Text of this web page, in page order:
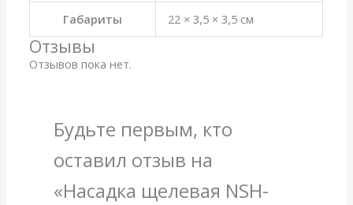
Габариты 22 × 3,5 × 3,5 см
Отзывы
Отзывов пока нет.
Будьте первым, кто
оставил отзыв на
«Насадка щелевая NSH-